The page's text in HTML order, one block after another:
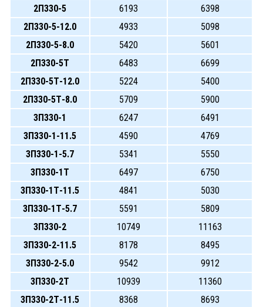
2П330-5
6193
6398
2П330-5-12.0
4933
5098
2П330-5-8.0
5420
5601
2П330-5Т
6483
6699
2П330-5Т-12.0
5224
5400
2П330-5Т-8.0
5709
5900
3П330-1
6247
6491
3П330-1-11.5
4590
4769
3П330-1-5.7
5341
5550
3П330-1Т
6497
6750
3П330-1Т-11.5
4841
5030
3П330-1Т-5.7
5591
5809
3П330-2
10749
11163
3П330-2-11.5
8178
8495
3П330-2-5.0
9542
9912
3П330-2Т
10939
11360
3П330-2Т-11.5
8368
8693